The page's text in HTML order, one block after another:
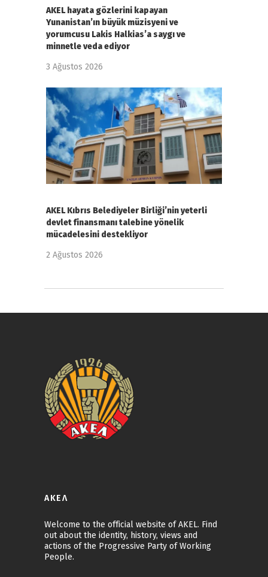
AKEL hayata gözlerini kapayan
Yunanistan’ın büyük müzisyeni ve
yorumcusu Lakis Halkias’a saygı ve
minnetle veda ediyor
3 Ağustos 2026
AKEL Kıbrıs Belediyeler Birliği’nin yeterli
devlet finansmanı talebine yönelik
mücadelesini destekliyor
2 Ağustos 2026
ΑΚΕΛ
Welcome to the official website of AKEL. Find
out about the identity, history, views and
actions of the Progressive Party of Working
People.